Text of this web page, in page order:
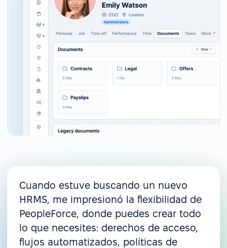
Cuando estuve buscando un nuevo
HRMS, me impresionó la flexibilidad de
PeopleForce, donde puedes crear todo
lo que necesites: derechos de acceso,
flujos automatizados, políticas de